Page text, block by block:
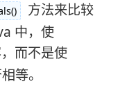
方法来比较
中，使
而不是使
等。